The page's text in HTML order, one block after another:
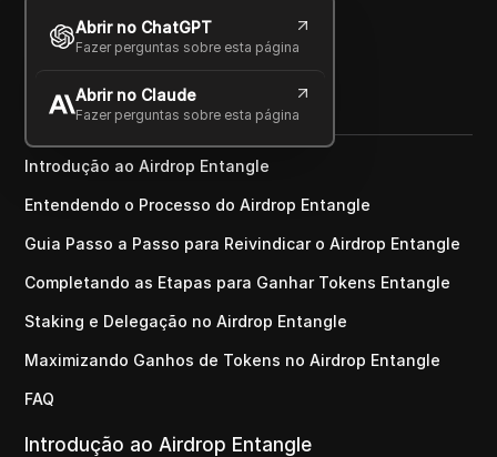
Abrir no ChatGPT
Fazer perguntas sobre esta página
Abrir no Claude
Fazer perguntas sobre esta página
Felipe Moreira
10 dez 2024 3 min de leitura
Copy Link
Introdução ao Airdrop Entangle
Entendendo o Processo do Airdrop Entangle
Guia Passo a Passo para Reivindicar o Airdrop Entangle
Completando as Etapas para Ganhar Tokens Entangle
Staking e Delegação no Airdrop Entangle
Maximizando Ganhos de Tokens no Airdrop Entangle
FAQ
Introdução ao Airdrop Entangle